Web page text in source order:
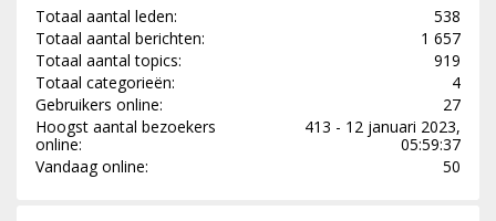
Totaal aantal leden:
538
Totaal aantal berichten:
1 657
Totaal aantal topics:
919
Totaal categorieën:
4
Gebruikers online:
27
Hoogst aantal bezoekers
online:
413 - 12 januari 2023,
05:59:37
Vandaag online:
50